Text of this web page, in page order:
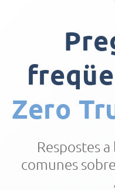
Zero
Respostes
comunes